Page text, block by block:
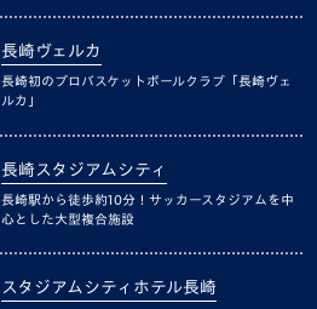
長崎ヴェルカ
長崎初のプロバスケットボールクラブ「長崎ヴェ
ルカ」
長崎スタジアムシティ
長崎駅から徒歩約10分！サッカースタジアムを中
心とした大型複合施設
スタジアムシティホテル長崎